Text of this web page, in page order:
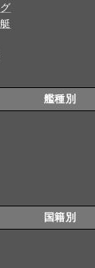
艦種別
国籍別